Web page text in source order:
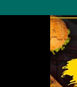
to